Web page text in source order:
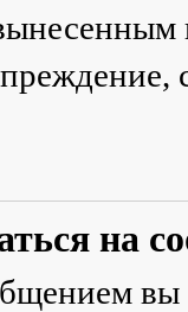
на
вы